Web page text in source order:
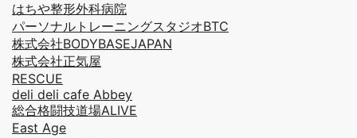
はちや整形外科病院
パーソナルトレーニングスタジオBTC
株式会社BODYBASEJAPAN
株式会社正気屋
RESCUE
deli deli cafe Abbey
総合格闘技道場ALIVE
East Age